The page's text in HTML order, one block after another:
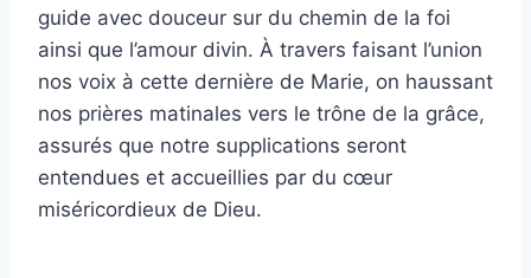
guide avec douceur sur du chemin de la foi
ainsi que l’amour divin. À travers faisant l’union
nos voix à cette dernière de Marie, on haussant
nos prières matinales vers le trône de la grâce,
assurés que notre supplications seront
entendues et accueillies par du cœur
miséricordieux de Dieu.